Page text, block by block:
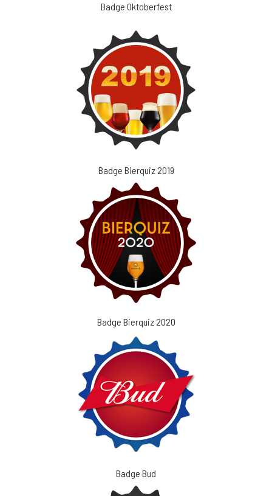
Badge Oktoberfest
Badge Bierquiz 2019
Badge Bierquiz 2020
Badge Bud